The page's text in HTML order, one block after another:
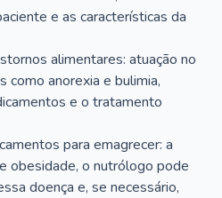
e as características da
alimentares: atuação no
anorexia e bulimia,
e o tratamento
para emagrecer: a
obesidade, o nutrólogo pode
doença e, se necessário,